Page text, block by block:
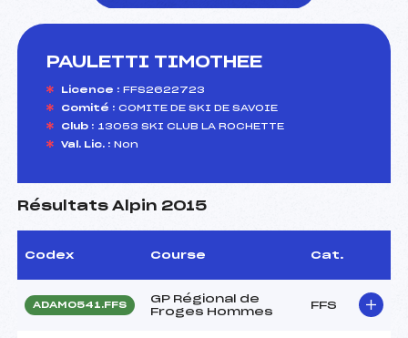
PAULETTI TIMOTHEE
Licence : FFS2622723
Comité : COMITE DE SKI DE SAVOIE
Club : 13053 SKI CLUB LA ROCHETTE
Val. Lic. : Non
Résultats Alpin 2015
Codex Course Cat.
ADAM0541.FFS
GP Régional de
Froges Hommes
FFS